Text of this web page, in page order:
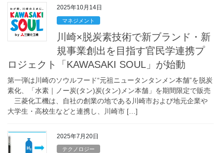
2025年10月14日
マネジメント
川崎×脱炭素技術で新ブランド・新
規事業創出を目指す官民学連携プ
ロジェクト「KAWASAKI SOUL」が始動
第一弾は川崎のソウルフード“元祖ニュータンタンメン本舗”を脱炭
素化、「水素｜ノー炭(タン)炭(タン)メン本舗」を期間限定で販売
三菱化工機は、自社の創業の地である川崎市および地元企業や
大学生・高校生などと連携し、川崎市 […]
2025年7月20日
テクノロジー